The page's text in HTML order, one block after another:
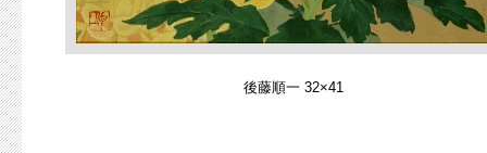
後藤順一 32×41